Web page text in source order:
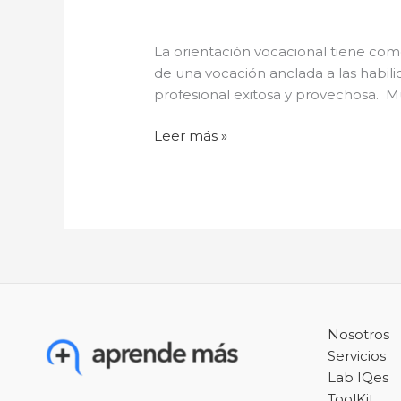
La orientación vocacional tiene
de una vocación anclada a las
profesional exitosa y provechosa.
Leer más »
Nosotros
Servicios
Lab IQes